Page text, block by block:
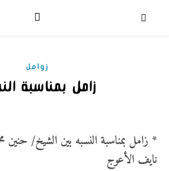
زوامل
زامل بمناسبة
* زامل بمناسبة النسبه بين الشيخ/ حنين
نايف الأعوج